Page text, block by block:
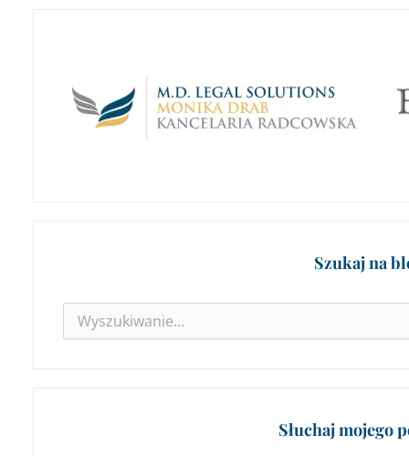
Szukaj na
Szukaj
dla:
Słuchaj mojego